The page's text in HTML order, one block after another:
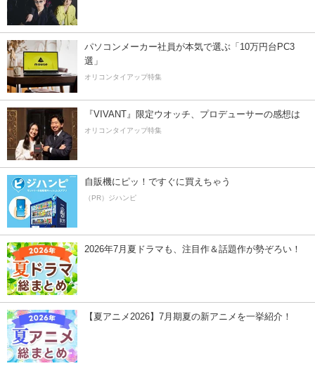
パソコンメーカー社員が本気で選ぶ「10万円台PC3
選」
オリコンタイアップ特集
『VIVANT』限定ウオッチ、プロデューサーの感想は
オリコンタイアップ特集
自販機にピッ！ですぐに買えちゃう
（PR）ジハンピ
2026年7月夏ドラマも、注目作＆話題作が勢ぞろい！
【夏アニメ2026】7月期夏の新アニメを一挙紹介！